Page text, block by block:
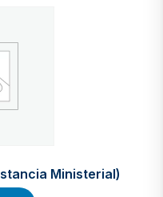
Ministerial)